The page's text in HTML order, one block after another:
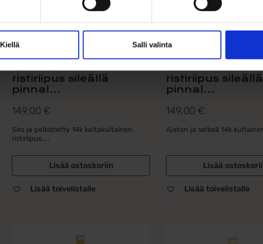
Kiellä Salli valinta
Klassinen
keltakultainen
ristiriipus sileällä
pinnal...
149,00 €
Siro ja pelkistetty 14k keltakultainen
ristiriipus....
Lisää ostoskoriin
Lisää toivelistalle
Klassinen
keltakultainen
ristiriipus sileällä
pinnal...
149,00 €
Ajaton ja selkeä 14k
Lisää
Lisää toivelistalle